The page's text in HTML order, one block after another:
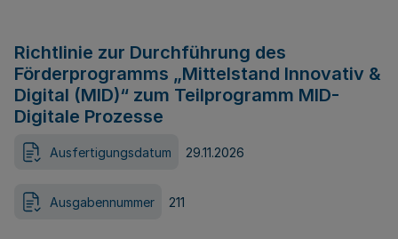
Richtlinie zur Durchführung des
Förderprogramms „Mittelstand Innovativ &
Digital (MID)“ zum Teilprogramm MID-
Digitale Prozesse
Ausfertigungsdatum 29.11.2026
Ausgabennummer 211